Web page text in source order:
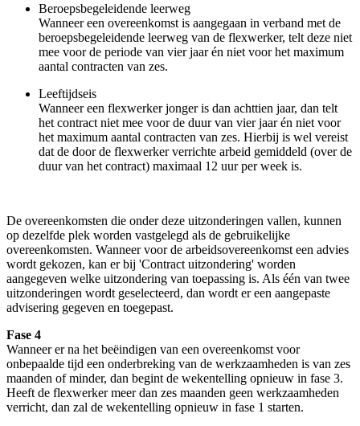
Beroepsbegeleidende leerweg
Wanneer een overeenkomst is aangegaan in verband met de
beroepsbegeleidende leerweg van de flexwerker, telt deze niet
mee voor de periode van vier jaar én niet voor het maximum
aantal contracten van zes.
Leeftijdseis
Wanneer een flexwerker jonger is dan achttien jaar, dan telt
het contract niet mee voor de duur van vier jaar én niet voor
het maximum aantal contracten van zes. Hierbij is wel vereist
dat de door de flexwerker verrichte arbeid gemiddeld (over de
duur van het contract) maximaal 12 uur per week is.
De overeenkomsten die onder deze uitzonderingen vallen, kunnen
op dezelfde plek worden vastgelegd als de gebruikelijke
overeenkomsten. Wanneer voor de arbeidsovereenkomst een advies
wordt gekozen, kan er bij 'Contract uitzondering' worden
aangegeven welke uitzondering van toepassing is. Als één van twee
uitzonderingen wordt geselecteerd, dan wordt er een aangepaste
advisering gegeven en toegepast.
Fase 4
Wanneer er na het beëindigen van een overeenkomst voor
onbepaalde tijd een onderbreking van de werkzaamheden is van zes
maanden of minder, dan begint de wekentelling opnieuw in fase 3.
Heeft de flexwerker meer dan zes maanden geen werkzaamheden
verricht, dan zal de wekentelling opnieuw in fase 1 starten.